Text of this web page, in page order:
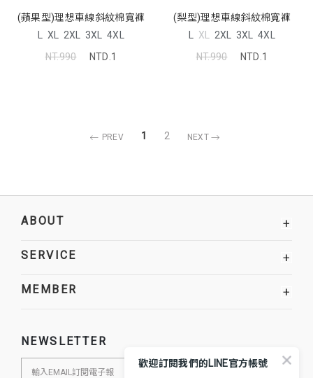
(蘋果型)理想車線斜紋棉寬褲
L XL 2XL 3XL 4XL
NT.990
NTD.1
(梨型)理想車線斜紋棉寬褲
L XL 2XL 3XL 4XL
NT.990
NTD.1
PREV 1 2 NEXT
ABOUT +
SERVICE +
MEMBER +
NEWSLETTER
歡迎訂閱我們的LINE官方帳號